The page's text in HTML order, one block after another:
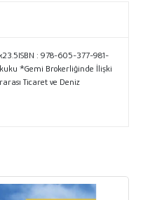
: 978-605-377-981-
*Gemi Brokerliğinde İlişki
Ticaret ve Deniz